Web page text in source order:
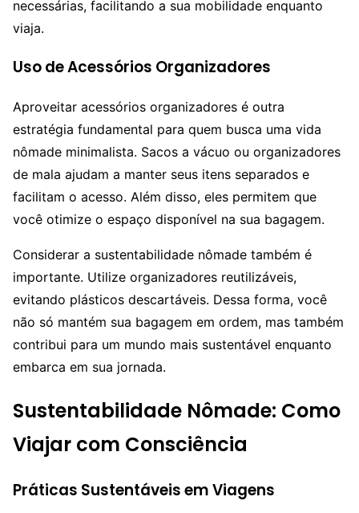
necessárias, facilitando a sua mobilidade enquanto
viaja.
Uso de Acessórios Organizadores
Aproveitar acessórios organizadores é outra
estratégia fundamental para quem busca uma vida
nômade minimalista. Sacos a vácuo ou organizadores
de mala ajudam a manter seus itens separados e
facilitam o acesso. Além disso, eles permitem que
você otimize o espaço disponível na sua bagagem.
Considerar a sustentabilidade nômade também é
importante. Utilize organizadores reutilizáveis,
evitando plásticos descartáveis. Dessa forma, você
não só mantém sua bagagem em ordem, mas também
contribui para um mundo mais sustentável enquanto
embarca em sua jornada.
Sustentabilidade Nômade: Como
Viajar com Consciência
Práticas Sustentáveis em Viagens